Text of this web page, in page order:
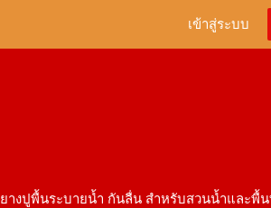
เข้าสู่ระบบ
ยางปูพื้นระบายน้ำ กันลื่น สำหรับสวนน้ำและพื้น